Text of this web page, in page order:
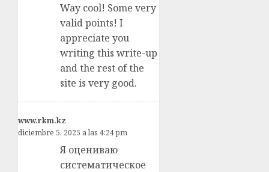
Way cool! Some very
valid points! I
appreciate you
writing this write-up
and the rest of the
site is very good.
www.rkm.kz
diciembre 5, 2025 a las 4:24 pm
Я оцениваю
систематическое